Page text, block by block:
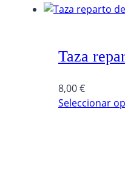
Taza
8,00€
Seleccionar